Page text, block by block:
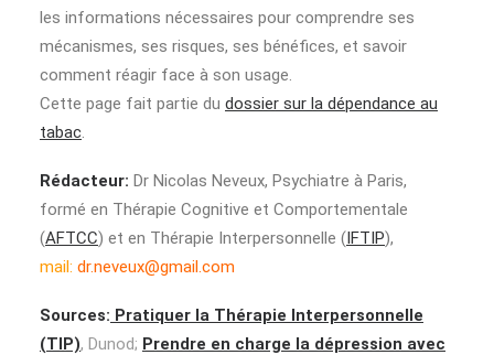
les informations nécessaires pour comprendre ses
mécanismes, ses risques, ses bénéfices, et savoir
comment réagir face à son usage.
Cette page fait partie du dossier sur la dépendance au
tabac.
Rédacteur: Dr Nicolas Neveux, Psychiatre à Paris,
formé en Thérapie Cognitive et Comportementale
(AFTCC) et en Thérapie Interpersonnelle (IFTIP),
mail: dr.neveux@gmail.com
Sources: Pratiquer la Thérapie Interpersonnelle
(TIP), Dunod; Prendre en charge la dépression avec